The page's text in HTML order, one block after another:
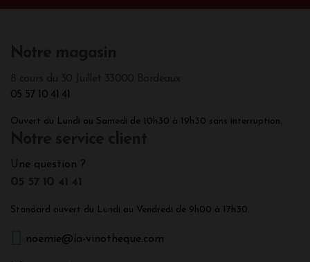
05 57 10 41 41
Ouvert du Lundi au Samedi de 10h30 à 19h30 sans interruption.
Une question ?
Standard ouvert du Lundi au Vendredi de 9h00 à 17h30.
noemie@la-vinotheque.com